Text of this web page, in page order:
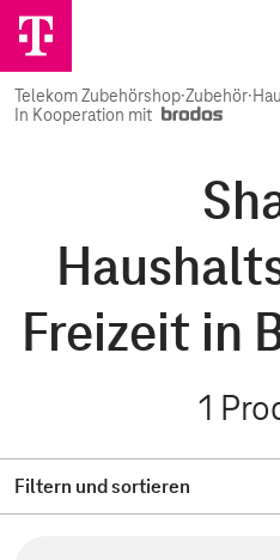
Telekom Zubehörshop·Zubehör·
In Kooperation mit
Freizeit in
1
Filtern und sortieren